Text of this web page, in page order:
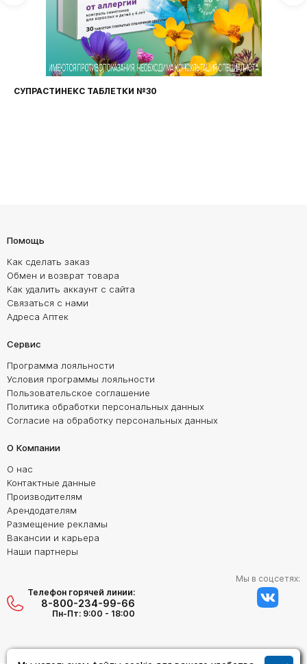
СУПРАСТИНЕКС ТАБЛЕТКИ №30
Помощь
Как сделать заказ
Обмен и возврат товара
Как удалить аккаунт с сайта
Связаться с нами
Адреса Аптек
Сервис
Программа лояльности
Условия программы лояльности
Пользовательское соглашение
Политика обработки персональных данных
Согласие на обработку персональных данных
О Компании
О нас
Контактные данные
Производителям
Арендодателям
Размещение рекламы
Вакансии и карьера
Наши партнеры
Телефон горячей линии:
8-800-234-99-66
Пн-Пт: 9:00 - 18:00
Мы в соцсетях: